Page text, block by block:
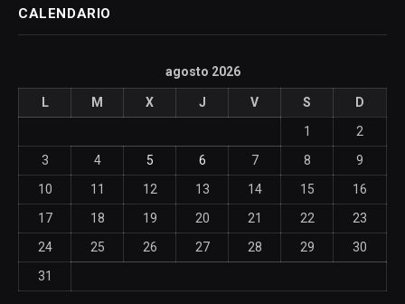
CALENDARIO
agosto 2026
L M X J V S
D
1
2
3
4 5 6 7 8
9
10
11 12 13 14 15
16
17
18 19 20 21 22
23
24
25 26 27 28 29
30
31